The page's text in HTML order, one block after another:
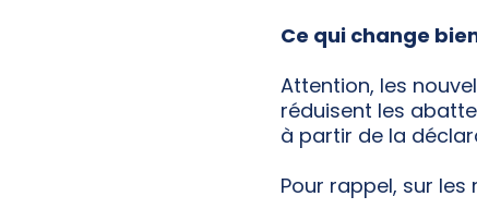
Ce qui change
Attention, les
réduisent les
à partir de la
Pour rappel, sur